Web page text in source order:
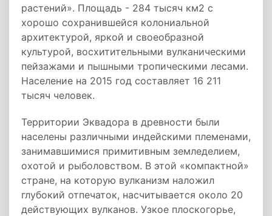
растений». Площадь - 284 тысяч км2 с
хорошо сохранившейся колониальной
архитектурой, яркой и своеобразной
культурой, восхитительными вулканическими
пейзажами и пышными тропическими лесами.
Население на 2015 год составляет 16 211
тысяч человек.
Территории Эквадора в древности были
населены различными индейскими племенами,
занимавшимися примитивным земледелием,
охотой и рыболовством. В этой «компактной»
стране, на которую вулканизм наложил
глубокий отпечаток, насчитывается около 20
действующих вулканов. Узкое плоскогорье,